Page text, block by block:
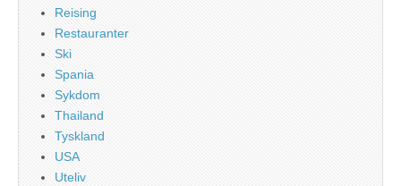
Reising
Restauranter
Ski
Spania
Sykdom
Thailand
Tyskland
USA
Uteliv